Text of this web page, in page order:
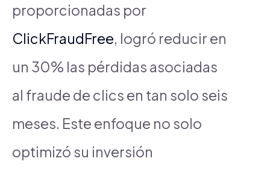
proporcionadas por
ClickFraudFree, logró reducir en
un 30% las pérdidas asociadas
al fraude de clics en tan solo seis
meses. Este enfoque no solo
optimizó su inversión